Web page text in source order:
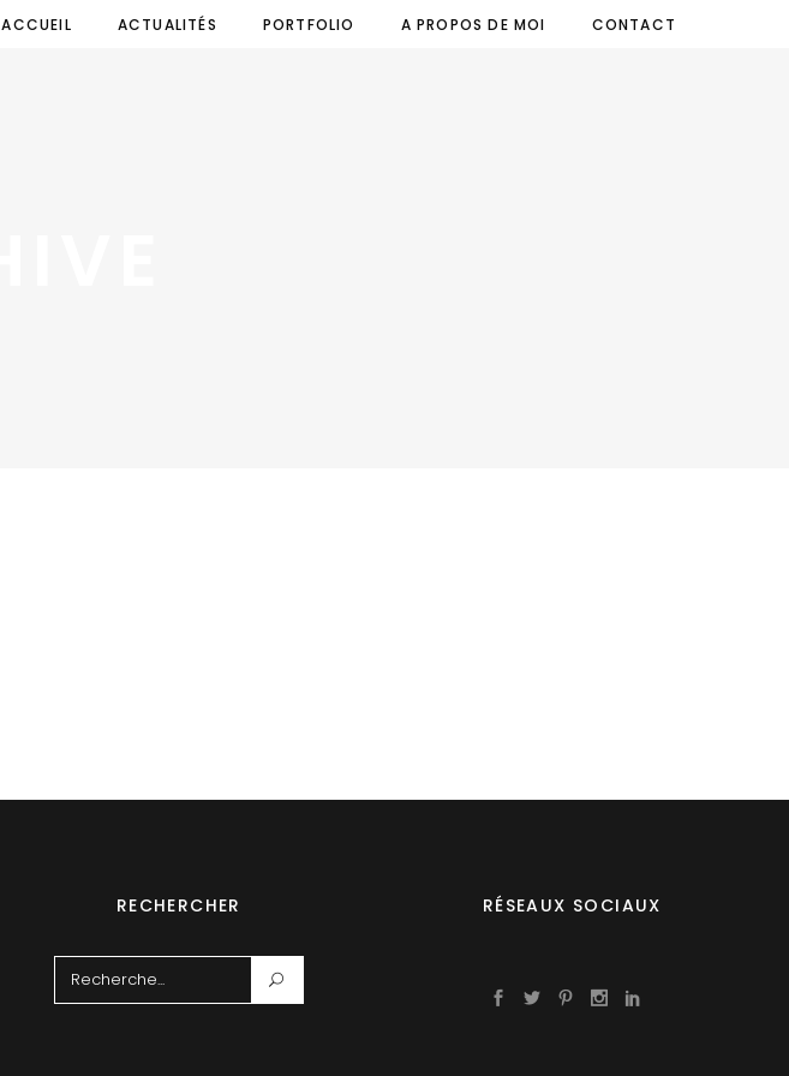
ACCUEIL ACTUALITÉS PORTFOLIO A PROPOS DE MOI CONTACT
RECHERCHER
for:
RÉSEAUX SOCIAUX